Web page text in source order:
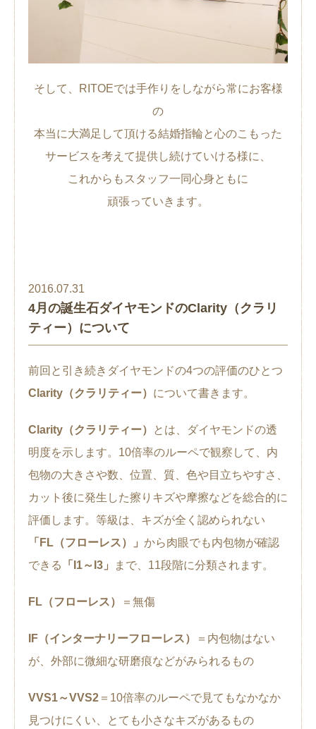
そして、RITOEでは手作りをしながら常にお客様
の
本当に大満足して頂ける結婚指輪と心のこもった
サービスを考えて提供し続けていける様に、
これからもスタッフ一同心身ともに
頑張っていきます。
2016.07.31
4月の誕生石ダイヤモンドのClarity（クラリ
ティー）について
前回と引き続きダイヤモンドの4つの評価のひとつ
Clarity（クラリティー） について書きます。
Clarity（クラリティー）
とは、ダイヤモンドの透
明度を示します。10倍率のルーペで観察して、内
包物の大きさや数、位置、質、色や目立ちやすさ、
カット後に発生した擦りキズや摩擦などを総合的に
評価します。等級は、キズが全く認められない
「FL（フローレス）」 から肉眼でも内包物が確認
できる
「I1～I3」 まで、11段階に分類されます。
FL（フローレス） ＝無傷
IF（インターナリーフローレス）
＝内包物はない
が、外部に微細な研磨痕などがみられるもの
VVS1～VVS2 ＝10倍率のルーペで見てもなかなか
見つけにくい、とても小さなキズがあるもの